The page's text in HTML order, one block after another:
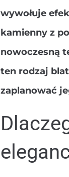
wywołuje
kamienny z
nowoczesną
ten rodzaj
zaplanować